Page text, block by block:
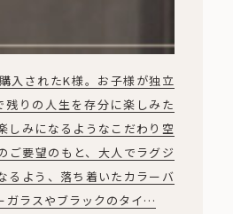
入されたK様。お子様が独立
残りの人生を存分に楽しみた
しみになるようなこだわり空
ご要望のもと、大人でラグジ
るよう、落ち着いたカラーバ
ガラスやブラックのタイ…